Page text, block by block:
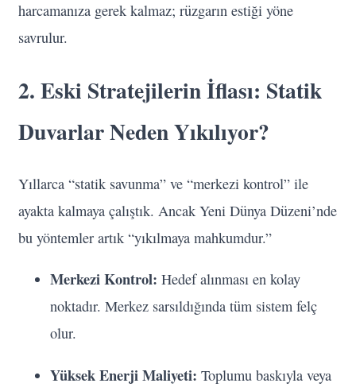
harcamanıza gerek kalmaz; rüzgarın estiği yöne
savrulur.
2. Eski Stratejilerin İflası: Statik
Duvarlar Neden Yıkılıyor?
Yıllarca “statik savunma” ve “merkezi kontrol” ile
ayakta kalmaya çalıştık. Ancak Yeni Dünya Düzeni’nde
bu yöntemler artık “yıkılmaya mahkumdur.”
Merkezi Kontrol: Hedef alınması en kolay
noktadır. Merkez sarsıldığında tüm sistem felç
olur.
Yüksek Enerji Maliyeti: Toplumu baskıyla veya